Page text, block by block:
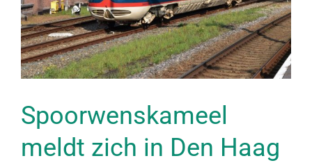
Spoorwenskameel
meldt zich in Den Haag